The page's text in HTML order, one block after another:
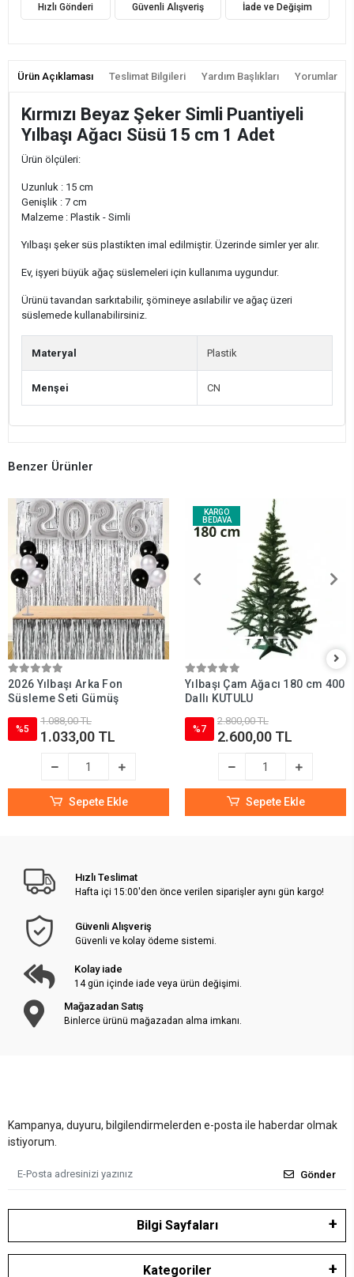
Hızlı Gönderi Güvenli Alışveriş İade ve Değişim
Ürün Açıklaması Teslimat Bilgileri Yardım Başlıkları Yorumlar
Kırmızı Beyaz Şeker Simli Puantiyeli
Yılbaşı Ağacı Süsü 15 cm 1 Adet
Ürün ölçüleri:
Uzunluk : 15 cm
Genişlik : 7 cm
Malzeme : Plastik - Simli
Yılbaşı şeker süs plastikten imal edilmiştir. Üzerinde simler yer alır.
Ev, işyeri büyük ağaç süslemeleri için kullanıma uygundur.
Ürünü tavandan sarkıtabilir, şömineye asılabilir ve ağaç üzeri
süslemede kullanabilirsiniz.
Materyal Plastik
Menşei CN
Benzer Ürünler
2026 Yılbaşı Arka Fon
Süsleme Seti Gümüş
%5
1.088,00 TL
1.033,00 TL
Sepete Ekle
KARGO
BEDAVA
Yılbaşı Çam Ağacı 180 cm 400
Dallı KUTULU
%7
2.800,00 TL
2.600,00 TL
Sepete Ekle
Hızlı Teslimat
Hafta içi 15:00'den önce verilen siparişler aynı gün kargo!
Güvenli Alışveriş
Güvenli ve kolay ödeme sistemi.
Kolay iade
14 gün içinde iade veya ürün değişimi.
Mağazadan Satış
Binlerce ürünü mağazadan alma imkanı.
Kampanya, duyuru, bilgilendirmelerden e-posta ile haberdar olmak
istiyorum.
Gönder
Bilgi Sayfaları
Kategoriler